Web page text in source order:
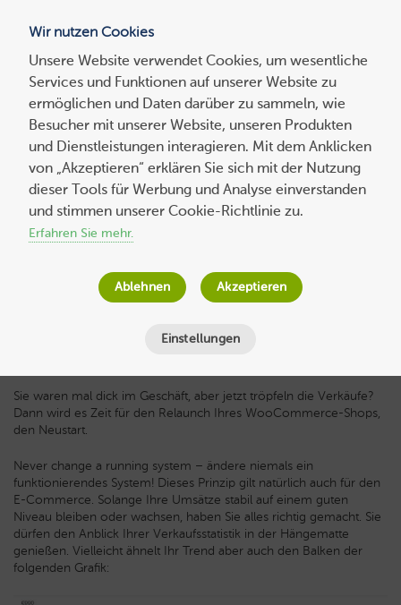
Suchen
nach:
5 Tipps für den erfolgreichen Relaunch
Ihres Onlineshops
Bernd Schmitt am4. April 2023
Minuten
Sie waren mal dick im Geschäft, aber jetzt tröpfeln die Verkäufe?
Dann wird es Zeit für den Relaunch Ihres WooCommerce-Shops,
den Neustart.
Never change a running system – ändere niemals ein
funktionierendes System! Dieses Prinzip gilt natürlich auch für den
E-Commerce. Solange Ihre Umsätze stabil auf einem guten
Niveau bleiben oder wachsen, haben Sie alles richtig gemacht. Sie
dürfen den Anblick Ihrer Verkaufsstatistik in der Hängematte
genießen. Vielleicht ähnelt Ihr Trend aber auch den Balken der
folgenden Grafik:
Wir nutzen Cookies
Unsere Website verwendet Cookies, um wesentliche
Services und Funktionen auf unserer Website zu
ermöglichen und Daten darüber zu sammeln, wie
Besucher mit unserer Website, unseren Produkten
und Dienstleistungen interagieren. Mit dem Anklicken
von „Akzeptieren“ erklären Sie sich mit der Nutzung
dieser Tools für Werbung und Analyse einverstanden
und stimmen unserer Cookie-Richtlinie zu.
Erfahren Sie mehr.
Einstellungen
Ablehnen Akzeptieren